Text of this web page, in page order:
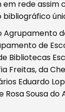
rede assim
bibliográfico
de
Bibliotecas
Freitas, da
Eduardo
Sousa